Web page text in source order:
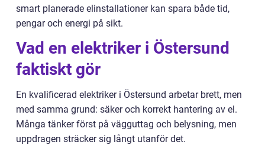
smart planerade elinstallationer kan spara både tid,
pengar och energi på sikt.
Vad en elektriker i Östersund
faktiskt gör
En kvalificerad elektriker i Östersund arbetar brett, men
med samma grund: säker och korrekt hantering av el.
Många tänker först på vägguttag och belysning, men
uppdragen sträcker sig långt utanför det.